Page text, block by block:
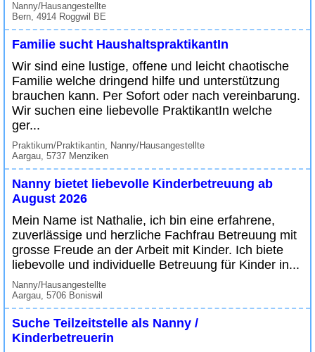
Nanny/Hausangestellte
Bern, 4914 Roggwil BE
Familie sucht HaushaltspraktikantIn
Wir sind eine lustige, offene und leicht chaotische
Familie welche dringend hilfe und unterstützung
brauchen kann. Per Sofort oder nach vereinbarung.
Wir suchen eine liebevolle PraktikantIn welche
ger...
Praktikum/Praktikantin, Nanny/Hausangestellte
Aargau, 5737 Menziken
Nanny bietet liebevolle Kinderbetreuung ab
August 2026
Mein Name ist Nathalie, ich bin eine erfahrene,
zuverlässige und herzliche Fachfrau Betreuung mit
grosse Freude an der Arbeit mit Kinder. Ich biete
liebevolle und individuelle Betreuung für Kinder in...
Nanny/Hausangestellte
Aargau, 5706 Boniswil
Suche Teilzeitstelle als Nanny /
Kinderbetreuerin